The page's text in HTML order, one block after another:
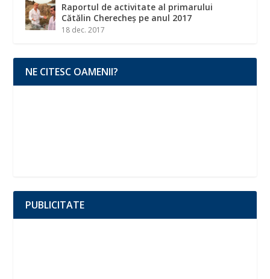
Raportul de activitate al primarului
Cătălin Cherecheș pe anul 2017
18 dec. 2017
NE CITESC OAMENII?
PUBLICITATE